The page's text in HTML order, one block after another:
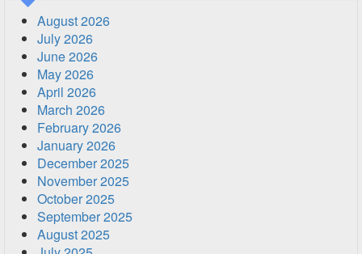
August 2026
July 2026
June 2026
May 2026
April 2026
March 2026
February 2026
January 2026
December 2025
November 2025
October 2025
September 2025
August 2025